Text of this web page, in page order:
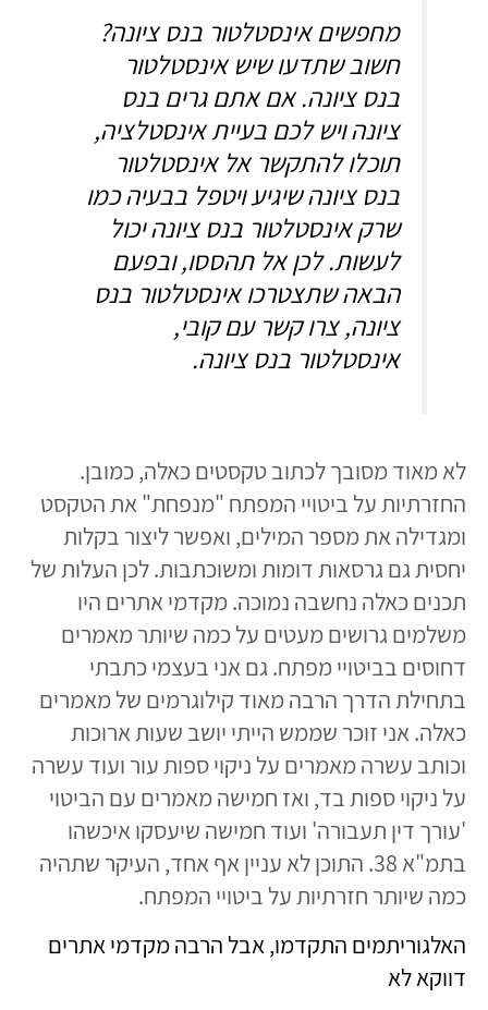
מחפשים אינסטלטור בנס ציונה?
חשוב שתדעו שיש אינסטלטור
בנס ציונה. אם אתם גרים בנס
ציונה ויש לכם בעיית אינסטלציה,
תוכלו להתקשר אל אינסטלטור
בנס ציונה שיגיע ויטפל בבעיה כמו
שרק אינסטלטור בנס ציונה יכול
לעשות. לכן אל תהססו, ובפעם
הבאה שתצטרכו אינסטלטור בנס
ציונה, צרו קשר עם קובי,
אינסטלטור בנס ציונה.
לא מאוד מסובך לכתוב טקסטים כאלה, כמובן.
החזרתיות על ביטויי המפתח "מנפחת" את הטקסט
ומגדילה את מספר המילים, ואפשר ליצור בקלות
יחסית גם גרסאות דומות ומשוכתבות. לכן העלות של
תכנים כאלה נחשבה נמוכה. מקדמי אתרים היו
משלמים גרושים מעטים על כמה שיותר מאמרים
דחוסים בביטויי מפתח. גם אני בעצמי כתבתי
בתחילת הדרך הרבה מאוד קילוגרמים של מאמרים
כאלה. אני זוכר שממש הייתי יושב שעות ארוכות
וכותב עשרה מאמרים על ניקוי ספות עור ועוד עשרה
על ניקוי ספות בד, ואז חמישה מאמרים עם הביטוי
'עורך דין תעבורה' ועוד חמישה שיעסקו איכשהו
בתמ"א 38. התוכן לא עניין אף אחד, העיקר שתהיה
כמה שיותר חזרתיות על ביטויי המפתח.
האלגוריתמים התקדמו, אבל הרבה מקדמי אתרים
דווקא לא